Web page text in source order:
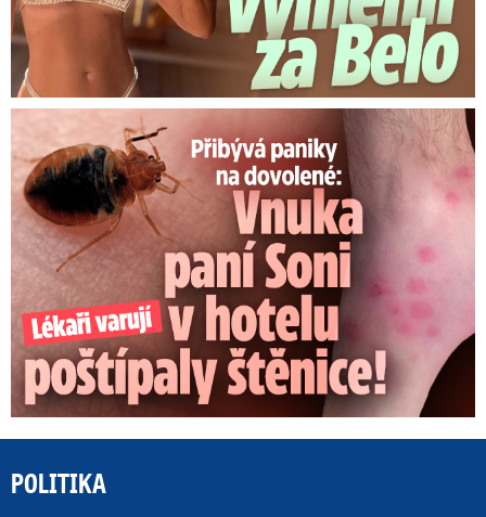
Panika na dovolené: Vnuka Soni v hotelu poštípaly štěnice!
POLITIKA